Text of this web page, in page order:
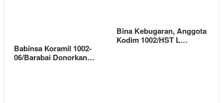
Babinsa Koramil 1002-
06/Barabai Donorkan…
Bina Kebugaran, Anggota
Kodim 1002/HST L…